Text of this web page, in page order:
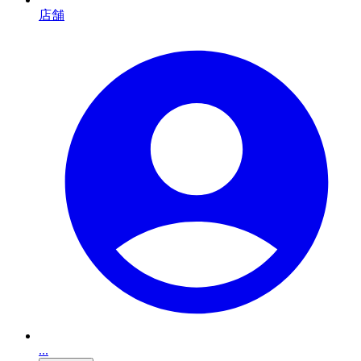
店舗
...